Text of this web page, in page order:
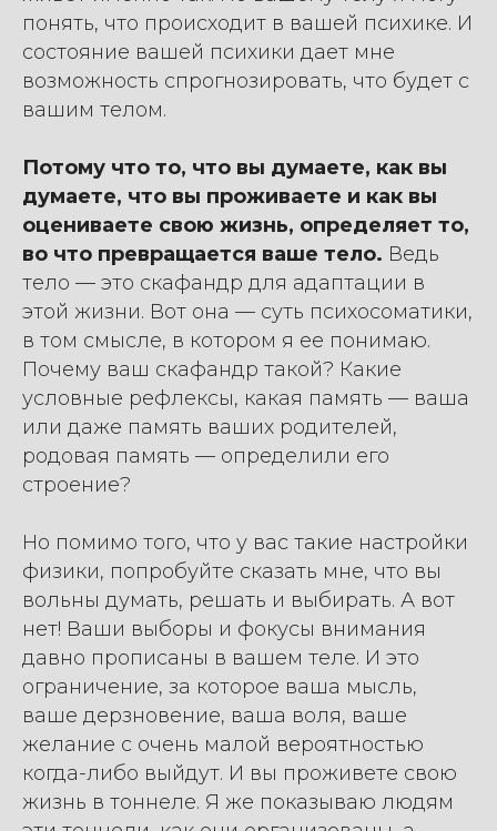
понять, что происходит в вашей психике. И
состояние вашей психики дает мне
возможность спрогнозировать, что будет с
вашим телом.
Потому что то, что вы думаете, как вы
думаете, что вы проживаете и как вы
оцениваете свою жизнь, определяет то,
во что превращается ваше тело. Ведь
тело — это скафандр для адаптации в
этой жизни. Вот она — суть психосоматики,
в том смысле, в котором я ее понимаю.
Почему ваш скафандр такой? Какие
условные рефлексы, какая память — ваша
или даже память ваших родителей,
родовая память — определили его
строение?
Но помимо того, что у вас такие настройки
физики, попробуйте сказать мне, что вы
вольны думать, решать и выбирать. А вот
нет! Ваши выборы и фокусы внимания
давно прописаны в вашем теле. И это
ограничение, за которое ваша мысль,
ваше дерзновение, ваша воля, ваше
желание с очень малой вероятностью
когда-либо выйдут. И вы проживете свою
жизнь в тоннеле. Я же показываю людям